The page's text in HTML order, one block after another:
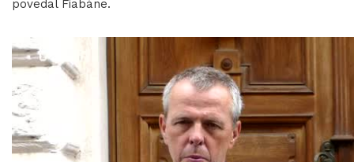
povedal Fiabáne.